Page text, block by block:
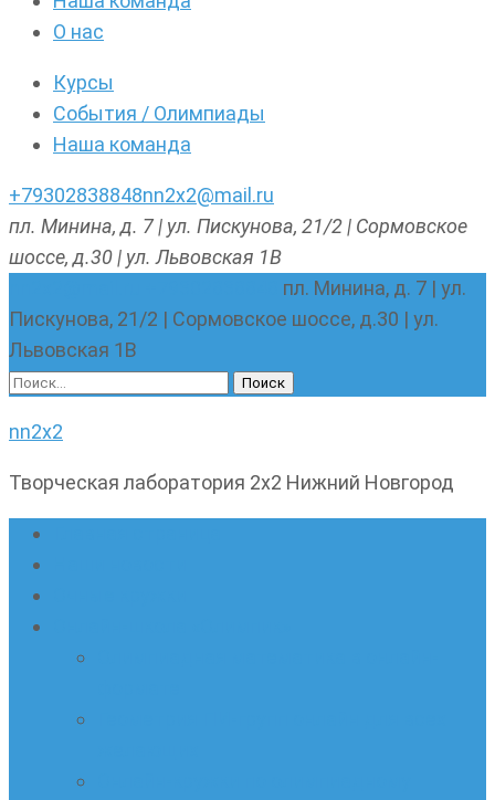
О нас
Курсы
События / Олимпиады
Наша команда
+79302838848nn2x2@mail.ru
пл. Минина, д. 7 | ул. Пискунова, 21/2 | Сормовское
шоссе, д.30 | ул. Львовская 1В
пл. Минина, д. 7 | ул.
Пискунова, 21/2 | Сормовское шоссе, д.30 | ул.
Львовская 1В
Найти:
nn2x2
Творческая лаборатория 2х2 Нижний Новгород